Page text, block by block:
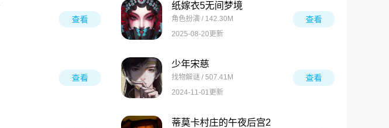
查看
纸嫁衣5无间梦境
角色扮演 / 142.30M
2025-08-20更新
查看
查看
少年宋慈
找物解谜 / 507.41M
2024-11-01更新
查看
蒂莫卡村庄的午夜后宫2